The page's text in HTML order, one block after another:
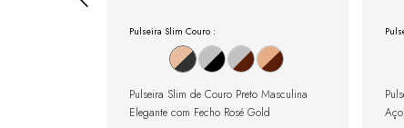
Pulseira Slim Couro :
Pulseira Slim de Couro Preto Masculina
Elegante com Fecho Rosé Gold